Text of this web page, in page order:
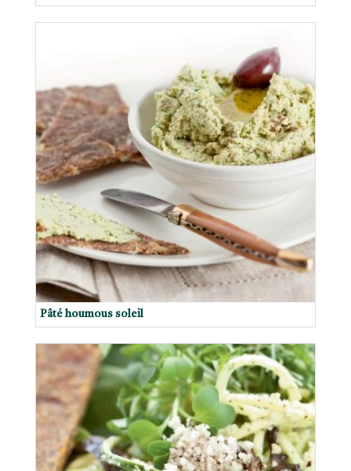
Pâté houmous soleil